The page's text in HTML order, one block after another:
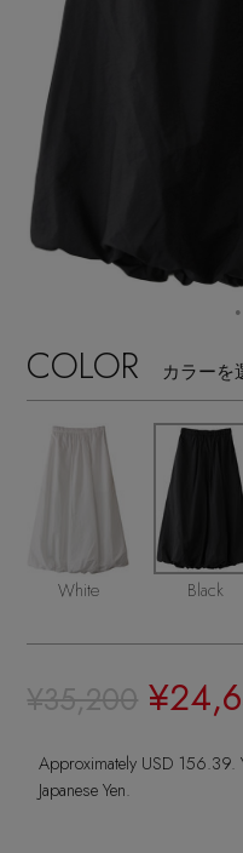
【日傘】完全遮光・
【CFCL】注目の
【雨の日】急な雨対
【限定】ここでし
【ペプラム】トレン
『ELLE』最新号掲
【ジュエリー】シ
CATEGORY
ウェア
すべてのウェア
ワンピース・チュニ
ジャケット
ニット
シューズ
サンダル
パンプス
スニーカー
レインシューズ
ブーツ
すべてのバッグ・財
カゴバッグ
ショルダーバッグ
トートバッグ
ファッション小物
すべてのファッショ
ストール・マフラー
帽子・イヤーマフ
アクセサリー
すべてのアクセサリ
ピアス・イヤリング
リング
ランジェリー
すべてのランジェリ
ランジェリー
インナー
スポーツ
ウェア
シューズ
CONTENTS
カスタマーサポート
エル・ショップについて
COLOR カラーを
White Black
¥35,200
Approximately USD 156.39.
Japanese Yen.